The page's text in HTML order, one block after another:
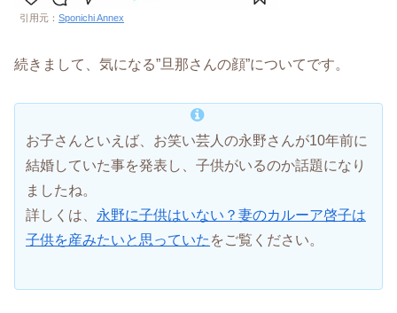
引用元： Sponichi Annex
続きまして、気になる”旦那さんの顔”についてです。
お子さんといえば、お笑い芸人の永野さんが10年前に
結婚していた事を発表し、子供がいるのか話題になり
ましたね。
詳しくは、 永野に子供はいない？妻のカルーア啓子は
子供を産みたいと思っていた をご覧ください。